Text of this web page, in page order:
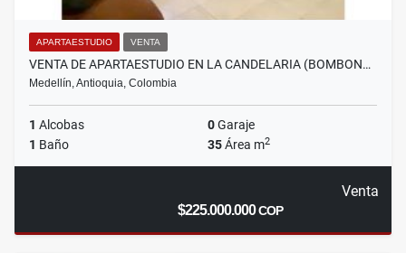
APARTAESTUDIO VENTA
VENTA DE APARTAESTUDIO EN LA CANDELARIA (BOMBON…
Medellín, Antioquia, Colombia
1 Alcobas 0Garaje
1 Baño 35Área m2
Venta
$225.000.000COP